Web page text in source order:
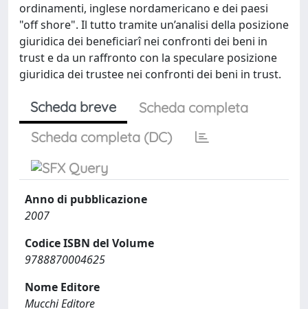
ordinamenti, inglese nordamericano e dei paesi
"off shore". Il tutto tramite un’analisi della posizione
giuridica dei beneficiarî nei confronti dei beni in
trust e da un raffronto con la speculare posizione
giuridica dei trustee nei confronti dei beni in trust.
Scheda breve
Scheda completa
Scheda completa (DC)
Anno di pubblicazione
2007
Codice ISBN del Volume
9788870004625
Nome Editore
Mucchi Editore